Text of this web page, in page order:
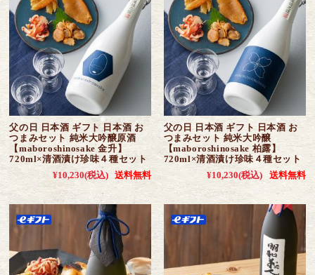
父の日 日本酒 ギフト 日本酒 お
つまみセット 純米大吟醸原酒
【maboroshinosake 金升】
720ml×清酒漬け珍味４種セット
¥10,230(税込) 送料無料
父の日 日本酒 ギフト 日本酒 お
つまみセット 純米大吟醸
【maboroshinosake 柏露】
720ml×清酒漬け珍味４種セット
¥10,230(税込) 送料無料